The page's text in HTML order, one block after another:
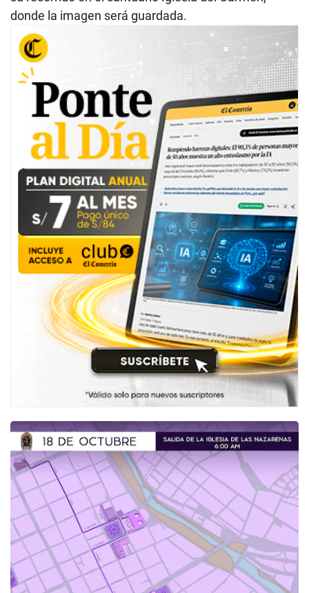
donde la imagen será guardada.